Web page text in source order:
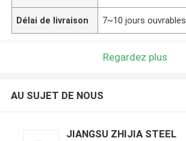
Délai de livraison 7~10 jours ouvrables
Regardez plus
AU SUJET DE NOUS
JIANGSU ZHIJIA STEEL